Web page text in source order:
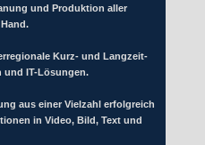
und Produktion aller
Kurz- und Langzeit-
und IT-Lösungen.
aus einer Vielzahl erfolgreich
in Video, Bild, Text und